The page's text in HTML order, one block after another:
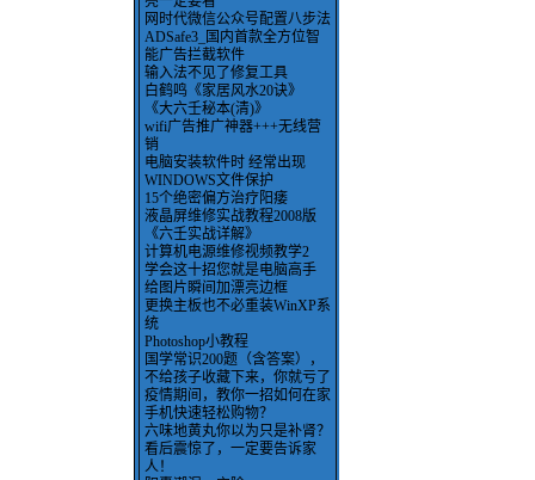
网时代微信公众号配置八步法
ADSafe3_国内首款全方位智
能广告拦截软件
输入法不见了修复工具
白鹤鸣《家居风水20诀》
《大六壬秘本(清)》
wifi广告推广神器+++无线营
销
电脑安装软件时 经常出现
WINDOWS文件保护
15个绝密偏方治疗阳痿
液晶屏维修实战教程2008版
《六壬实战详解》
计算机电源维修视频教学2
学会这十招您就是电脑高手
给图片瞬间加漂亮边框
更换主板也不必重装WinXP系
统
Photoshop小教程
国学常识200题（含答案），
不给孩子收藏下来，你就亏了
疫情期间，教你一招如何在家
手机快速轻松购物？
六味地黄丸你以为只是补肾？
看后震惊了，一定要告诉家
人！